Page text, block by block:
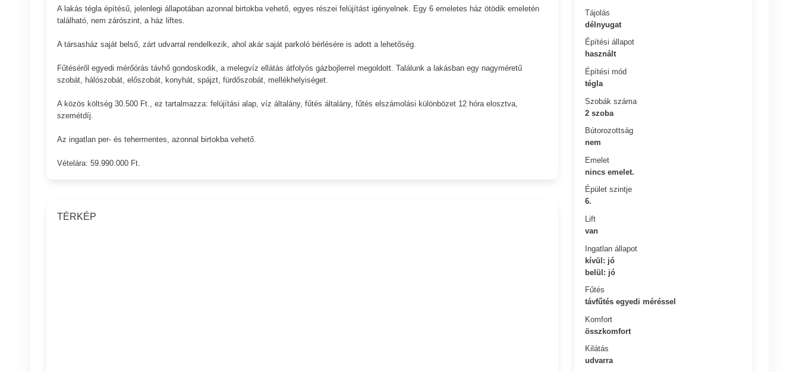
Tájolás
délnyugat
Építési állapot
használt
Építési mód
tégla
Szobák száma
2 szoba
Bútorozottság
nem
Emelet
nincs emelet.
Épület szintje
6.
Lift
van
Ingatlan állapot
kívül: jó
belül: jó
Fűtés
távfűtés egyedi méréssel
Komfort
összkomfort
Kilátás
udvarra
A lakás tégla építésű, jelenlegi állapotában azonnal birtokba vehető, egyes részei felújítást igényelnek. Egy 6 emeletes ház ötödik emeletén
található, nem zárószint, a ház liftes.
A társasház saját belső, zárt udvarral rendelkezik, ahol akár saját parkoló bérlésére is adott a lehetőség.
Fűtéséről egyedi mérőórás távhő gondoskodik, a melegvíz ellátás átfolyós gázbojlerrel megoldott. Találunk a lakásban egy nagyméretű
szobát, hálószobát, előszobát, konyhát, spájzt, fürdőszobát, mellékhelyiséget.
A közös költség 30.500 Ft., ez tartalmazza: felújítási alap, víz általány, fűtés általány, fűtés elszámolási különbözet 12 hóra elosztva,
szemétdíj.
Az ingatlan per- és tehermentes, azonnal birtokba vehető.
Vételára: 59.990.000 Ft.
TÉRKÉP